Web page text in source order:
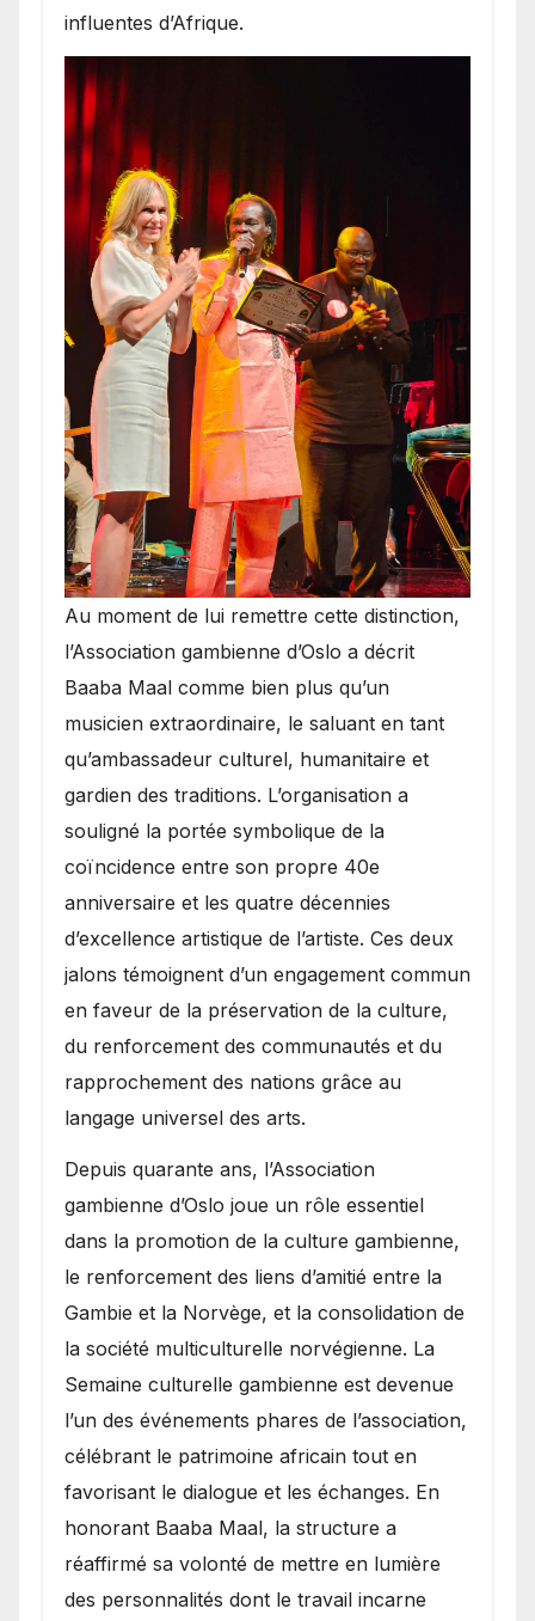
influentes d’Afrique.
​Au moment de lui remettre cette distinction,
l’Association gambienne d’Oslo a décrit
Baaba Maal comme bien plus qu’un
musicien extraordinaire, le saluant en tant
qu’ambassadeur culturel, humanitaire et
gardien des traditions. L’organisation a
souligné la portée symbolique de la
coïncidence entre son propre 40e
anniversaire et les quatre décennies
d’excellence artistique de l’artiste. Ces deux
jalons témoignent d’un engagement commun
en faveur de la préservation de la culture,
du renforcement des communautés et du
rapprochement des nations grâce au
langage universel des arts.
​Depuis quarante ans, l’Association
gambienne d’Oslo joue un rôle essentiel
dans la promotion de la culture gambienne,
le renforcement des liens d’amitié entre la
Gambie et la Norvège, et la consolidation de
la société multiculturelle norvégienne. La
Semaine culturelle gambienne est devenue
l’un des événements phares de l’association,
célébrant le patrimoine africain tout en
favorisant le dialogue et les échanges. En
honorant Baaba Maal, la structure a
réaffirmé sa volonté de mettre en lumière
des personnalités dont le travail incarne